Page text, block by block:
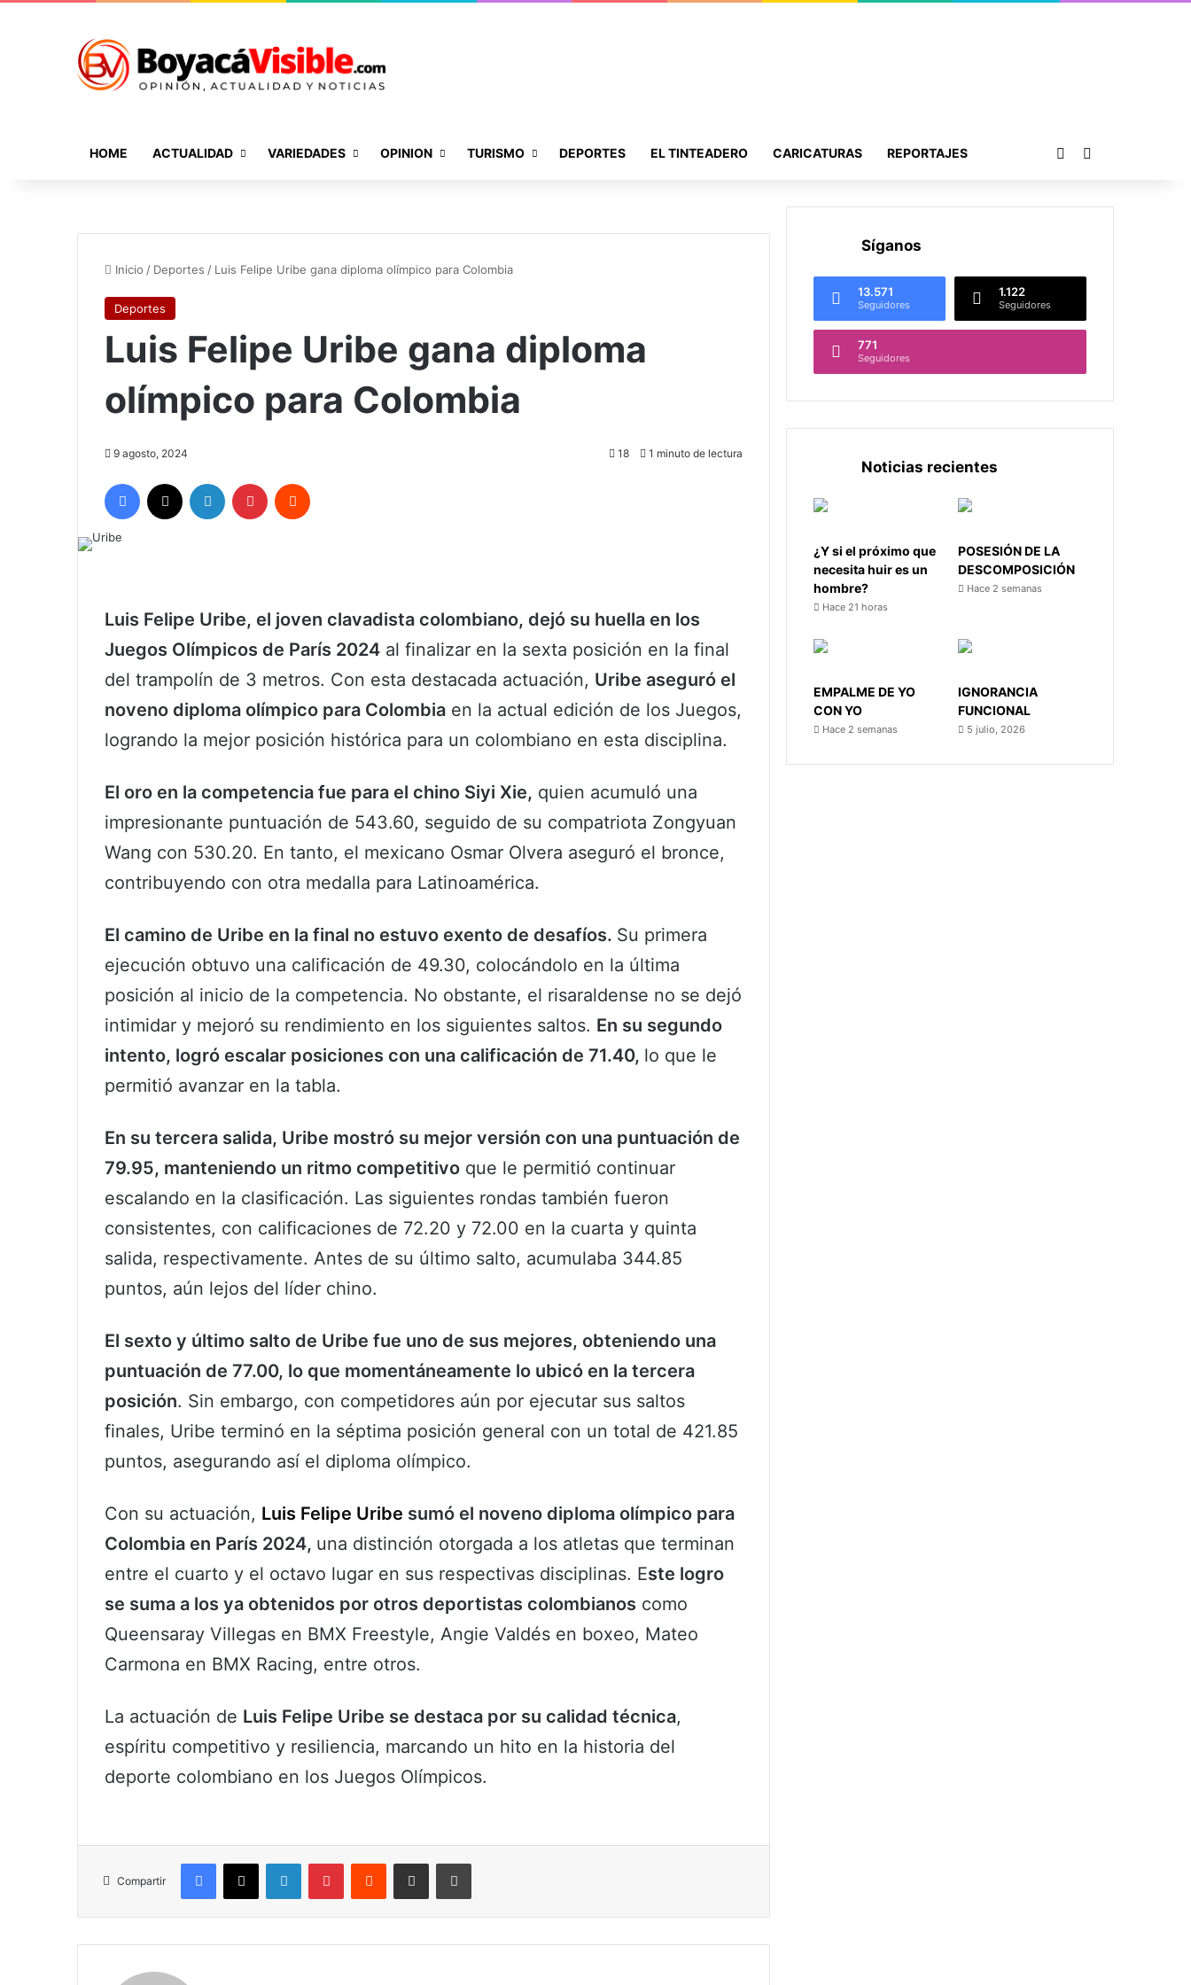
HOME ACTUALIDAD VARIEDADES OPINION TURISMO DEPORTES EL TINTEADERO CARICATURAS REPORTAJES Publicación al azar
Inicio / Deportes / Luis Felipe Uribe gana diploma olímpico para Colombia
Deportes
Luis Felipe Uribe gana diploma
olímpico para Colombia
9 agosto, 2024 18 1 minuto de lectura
Facebook LinkedIn Pinterest
Luis Felipe Uribe, el joven clavadista colombiano, dejó su huella en los
Juegos Olímpicos de París 2024 al finalizar en la sexta posición en la final
del trampolín de 3 metros. Con esta destacada actuación, Uribe aseguró el
noveno diploma olímpico para Colombia en la actual edición de los Juegos,
logrando la mejor posición histórica para un colombiano en esta disciplina.
El oro en la competencia fue para el chino Siyi Xie, quien acumuló una
impresionante puntuación de 543.60, seguido de su compatriota Zongyuan
Wang con 530.20. En tanto, el mexicano Osmar Olvera aseguró el bronce,
contribuyendo con otra medalla para Latinoamérica.
El camino de Uribe en la final no estuvo exento de desafíos. Su primera
ejecución obtuvo una calificación de 49.30, colocándolo en la última
posición al inicio de la competencia. No obstante, el risaraldense no se dejó
intimidar y mejoró su rendimiento en los siguientes saltos. En su segundo
intento, logró escalar posiciones con una calificación de 71.40, lo que le
permitió avanzar en la tabla.
En su tercera salida, Uribe mostró su mejor versión con una puntuación de
79.95, manteniendo un ritmo competitivo que le permitió continuar
escalando en la clasificación. Las siguientes rondas también fueron
consistentes, con calificaciones de 72.20 y 72.00 en la cuarta y quinta
salida, respectivamente. Antes de su último salto, acumulaba 344.85
puntos, aún lejos del líder chino.
El sexto y último salto de Uribe fue uno de sus mejores, obteniendo una
puntuación de 77.00, lo que momentáneamente lo ubicó en la tercera
posición. Sin embargo, con competidores aún por ejecutar sus saltos
finales, Uribe terminó en la séptima posición general con un total de 421.85
puntos, asegurando así el diploma olímpico.
Con su actuación, Luis Felipe Uribe sumó el noveno diploma olímpico para
Colombia en París 2024, una distinción otorgada a los atletas que terminan
entre el cuarto y el octavo lugar en sus respectivas disciplinas. Este logro
se suma a los ya obtenidos por otros deportistas colombianos como
Queensaray Villegas en BMX Freestyle, Angie Valdés en boxeo, Mateo
Carmona en BMX Racing, entre otros.
La actuación de Luis Felipe Uribe se destaca por su calidad técnica,
espíritu competitivo y resiliencia, marcando un hito en la historia del
deporte colombiano en los Juegos Olímpicos.
Compartir
Facebook
X LinkedInPinterestReddit Compartir por correo electrónicoImprimir
Síganos
13.571
Seguidores
1.122
Seguidores
771
Seguidores
Noticias recientes
¿Y si el próximo que
necesita huir es un
hombre?
Hace 21 horas
POSESIÓN DE LA
DESCOMPOSICIÓN
Hace 2 semanas
EMPALME DE YO
CON YO
Hace 2 semanas
IGNORANCIA
FUNCIONAL
5 julio, 2026